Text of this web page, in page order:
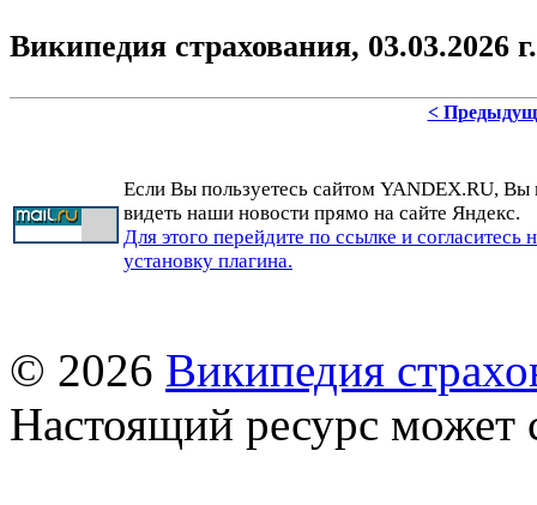
Википедия страхования, 03.03.2026 г.
<
Если Вы пользуетесь сайтом YANDEX.RU, Вы
видеть наши новости прямо на сайте Яндекс.
Для этого перейдите по ссылке и согласитесь
установку плагина.
© 2026 Википедия
Настоящий ресурс может